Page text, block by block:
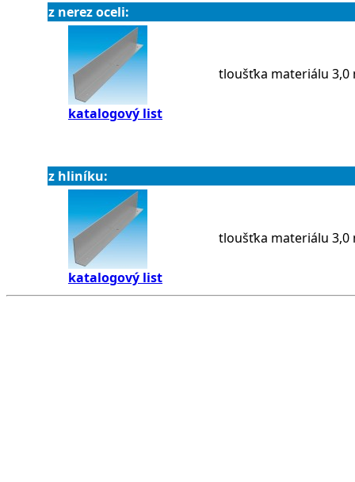
z nerez oceli:
katalogový list
tloušťka materiálu 3,0
z hliníku:
katalogový list
tloušťka materiálu 3,0